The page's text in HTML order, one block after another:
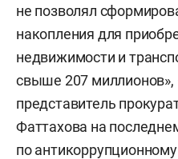
не позволял
накопления для
недвижимости и
свыше 207 миллионов»,
представитель
Фаттахова на
по